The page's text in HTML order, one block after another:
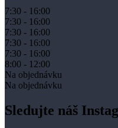
7:30 - 16:00
7:30 - 16:00
7:30 - 16:00
7:30 - 16:00
7:30 - 16:00
8:00 - 12:00
Na objednávku
Na objednávku
Sledujte náš